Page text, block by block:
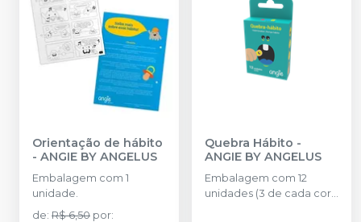
Orientação de hábito
- ANGIE BY ANGELUS
Embalagem com 1
unidade.
de: R$ 6,50 por:
Quebra Hábito -
ANGIE BY ANGELUS
Embalagem com 12
unidades (3 de cada cor -